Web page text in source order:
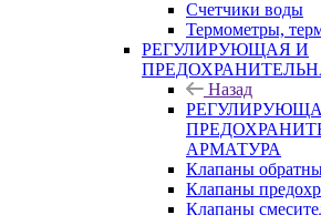
Счетчики воды
Термометры,
РЕГУЛИРУЮЩАЯ И
Назад
АРМАТУРА
Клапаны
Клапаны
Клапаны